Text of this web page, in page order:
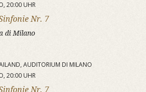
20:00 UHR
Nr. 7
di Milano
AUDITORIUM DI MILANO
20:00 UHR
Nr. 7